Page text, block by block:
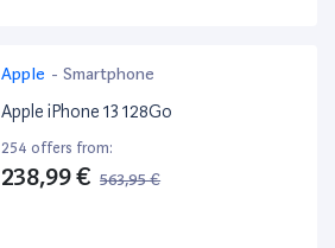
Apple - Smartphone
Apple iPhone 13 128Go
254 offers from:
238,99 € 563,95 €